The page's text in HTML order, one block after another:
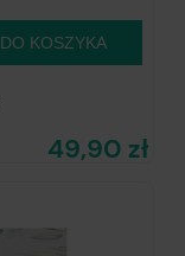
49,90 zł
DO KOSZYKA